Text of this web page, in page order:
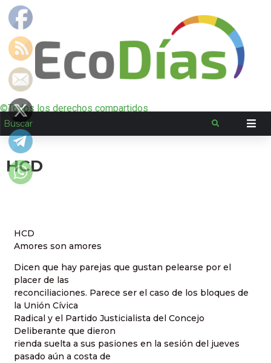
©Todos los derechos compartidos
HCD
HCD
Amores son amores
Dicen que hay parejas que gustan pelearse por el
placer de las
reconciliaciones. Parece ser el caso de los bloques de
la Unión Cívica
Radical y el Partido Justicialista del Concejo
Deliberante que dieron
rienda suelta a sus pasiones en la sesión del jueves
pasado aún a costa de